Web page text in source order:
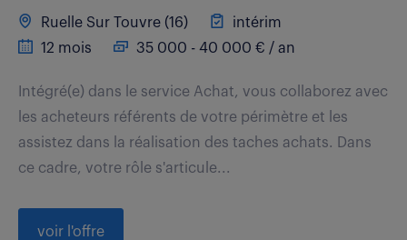
Ruelle Sur Touvre (16)
intérim
12 mois
35 000 - 40 000 € / an
Intégré(e) dans le service Achat, vous collaborez avec
les acheteurs référents de votre périmètre et les
assistez dans la réalisation des taches achats. Dans
ce cadre, votre rôle s'articule...
voir l'offre